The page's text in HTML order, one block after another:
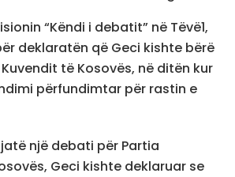
“Këndi i debatit” në Tëvë1,
deklaratën që Geci kishte bërë
të Kosovës, në ditën kur
përfundimtar për rastin e
një debati për Partia
Geci kishte deklaruar se